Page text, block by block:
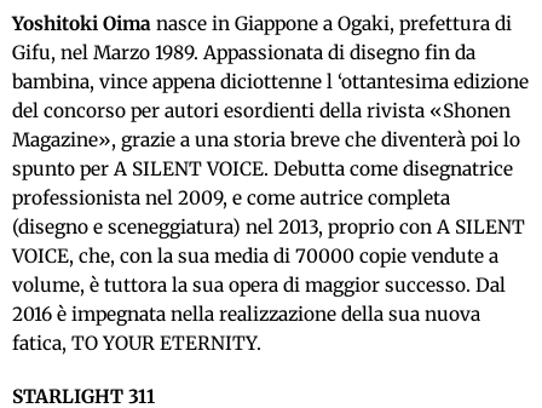
Yoshitoki Oima nasce in Giappone a Ogaki, prefettura di
Gifu, nel Marzo 1989. Appassionata di disegno fin da
bambina, vince appena diciottenne l ‘ottantesima edizione
del concorso per autori esordienti della rivista «Shonen
Magazine», grazie a una storia breve che diventerà poi lo
spunto per A SILENT VOICE. Debutta come disegnatrice
professionista nel 2009, e come autrice completa
(disegno e sceneggiatura) nel 2013, proprio con A SILENT
VOICE, che, con la sua media di 70000 copie vendute a
volume, è tuttora la sua opera di maggior successo. Dal
2016 è impegnata nella realizzazione della sua nuova
fatica, TO YOUR ETERNITY.
STARLIGHT 311